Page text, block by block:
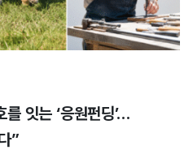
를 잇는 ‘응원펀딩’…
”